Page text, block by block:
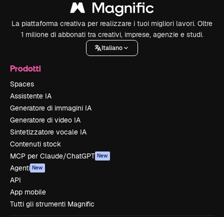
La piattaforma creativa per realizzare i tuoi migliori lavori. Oltre
1 milione di abbonati tra creativi, imprese, agenzie e studi.
Italiano
Prodotti
Spaces
Assistente IA
Generatore di immagini IA
Generatore di video IA
Sintetizzatore vocale IA
Contenuti stock
MCP per Claude/ChatGPT New
Agenti New
API
App mobile
Tutti gli strumenti Magnific